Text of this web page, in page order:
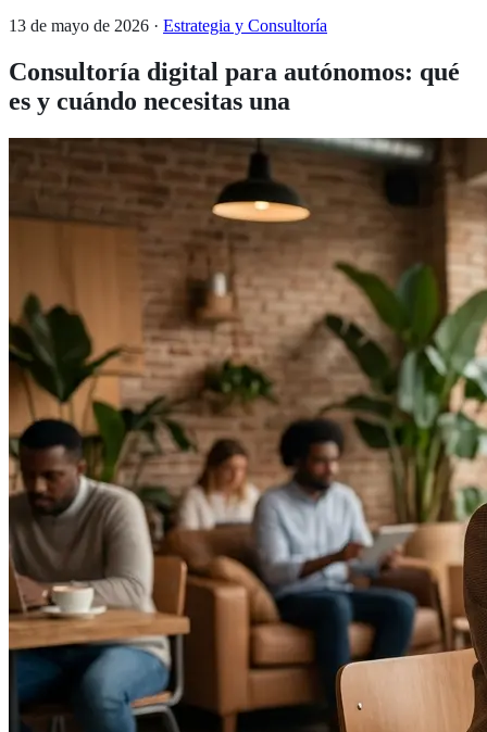
13 de mayo de 2026 · Estrategia y Consultoría
Consultoría digital para autónomos: qué
es y cuándo necesitas una